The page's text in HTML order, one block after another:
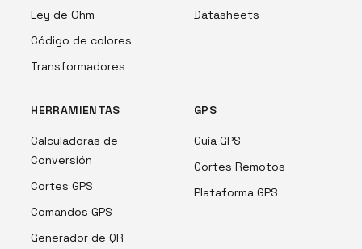
Ley de Ohm
Código de colores
Transformadores
Datasheets
HERRAMIENTAS
Calculadoras de
Conversión
Cortes GPS
Comandos GPS
Generador de QR
GPS
Guía GPS
Cortes Remotos
Plataforma GPS